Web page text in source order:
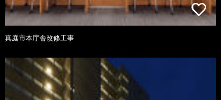
真庭市本庁舎改修工事